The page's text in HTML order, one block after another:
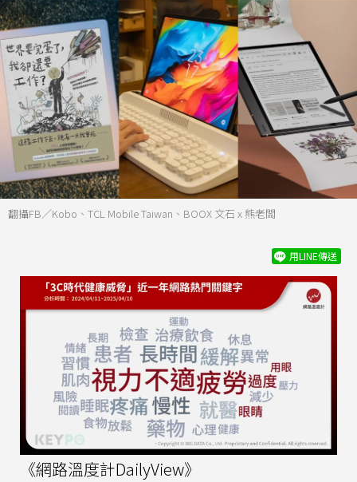
翻攝FB／Kobo、TCL Mobile Taiwan、BOOX 文石 x 熊老闆
用LINE傳送
《網路溫度計DailyView》